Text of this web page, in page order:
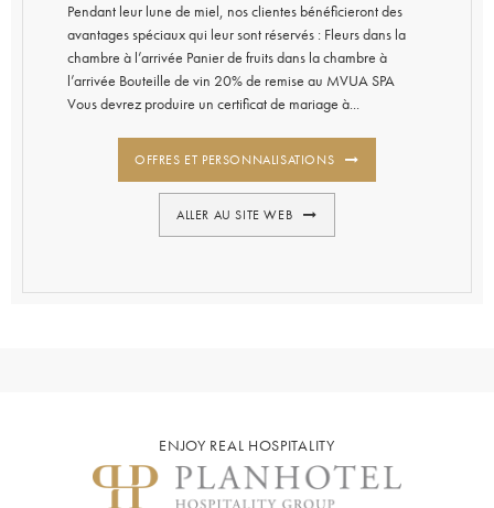
Pendant leur lune de miel, nos clientes bénéficieront des
avantages spéciaux qui leur sont réservés : Fleurs dans la
chambre à l’arrivée Panier de fruits dans la chambre à
l’arrivée Bouteille de vin 20% de remise au MVUA SPA
Vous devrez produire un certificat de mariage à...
OFFRES ET PERSONNALISATIONS
ALLER AU SITE WEB
ENJOY REAL HOSPITALITY